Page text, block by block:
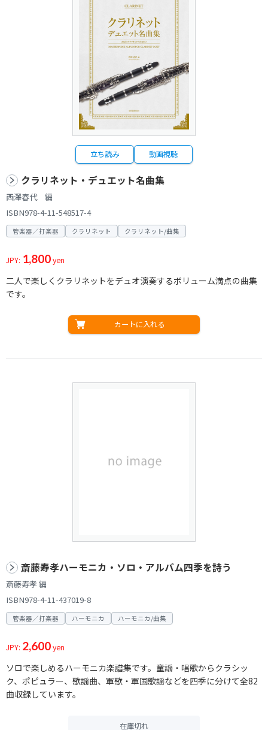
立ち読み 動画視聴
クラリネット・デュエット名曲集
西澤春代 編
ISBN978-4-11-548517-4
管楽器／打楽器 クラリネット クラリネット/曲集
JPY: 1,800yen
二人で楽しくクラリネットをデュオ演奏するボリューム満点の曲集
です。
カートに入れる
斎藤寿孝ハーモニカ・ソロ・アルバム四季を詩う
斎藤寿孝 編
ISBN978-4-11-437019-8
管楽器／打楽器 ハーモニカ ハーモニカ/曲集
JPY: 2,600yen
ソロで楽しめるハーモニカ楽譜集です。童謡・唱歌からクラシッ
ク、ポピュラー、歌謡曲、軍歌・軍国歌謡などを四季に分けて全82
曲収録しています。
在庫切れ